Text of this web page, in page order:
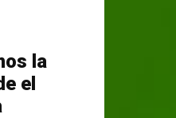
la
el